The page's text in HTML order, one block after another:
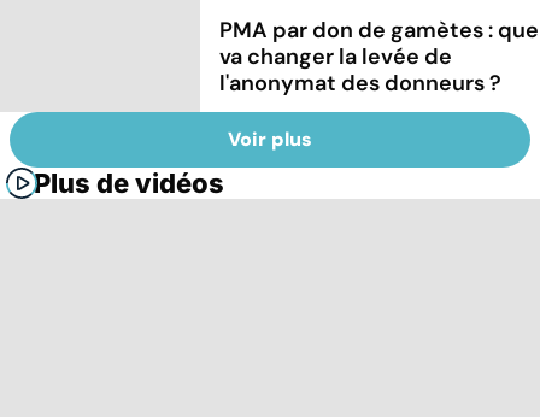
PMA par don de gamètes : que
va changer la levée de
l'anonymat des donneurs ?
Voir plus
Plus de vidéos